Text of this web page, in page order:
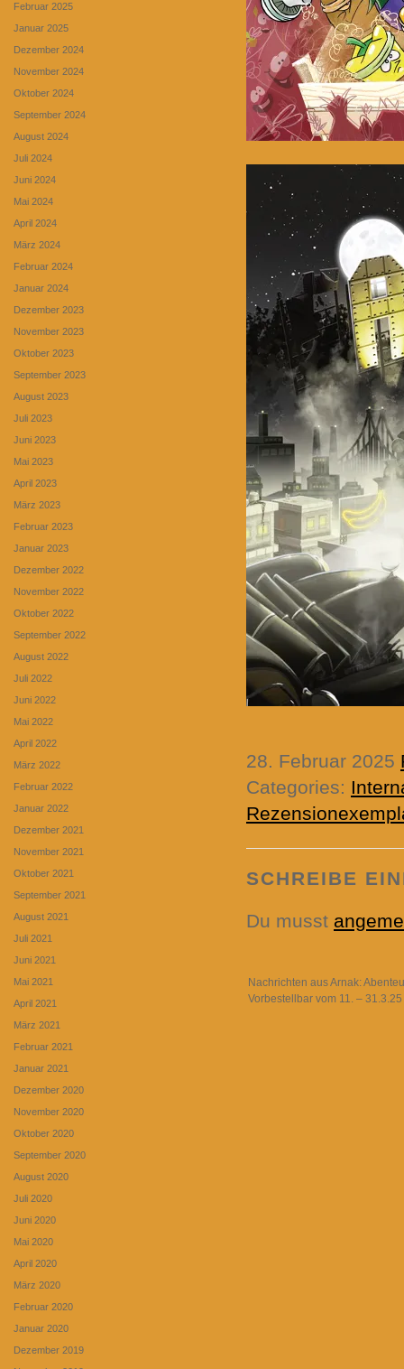
28. Februar 2025
Categories:
SCHREIBE
Du musst
Nachrichten aus Arnak:
Vorbestellbar vom 11. – 31.3.25
Februar 2025
Januar 2025
Dezember 2024
November 2024
Oktober 2024
September 2024
August 2024
Juli 2024
Juni 2024
Mai 2024
April 2024
März 2024
Februar 2024
Januar 2024
Dezember 2023
November 2023
Oktober 2023
September 2023
August 2023
Juli 2023
Juni 2023
Mai 2023
April 2023
März 2023
Februar 2023
Januar 2023
Dezember 2022
November 2022
Oktober 2022
September 2022
August 2022
Juli 2022
Juni 2022
Mai 2022
April 2022
März 2022
Februar 2022
Januar 2022
Dezember 2021
November 2021
Oktober 2021
September 2021
August 2021
Juli 2021
Juni 2021
Mai 2021
April 2021
März 2021
Februar 2021
Januar 2021
Dezember 2020
November 2020
Oktober 2020
September 2020
August 2020
Juli 2020
Juni 2020
Mai 2020
April 2020
März 2020
Februar 2020
Januar 2020
Dezember 2019